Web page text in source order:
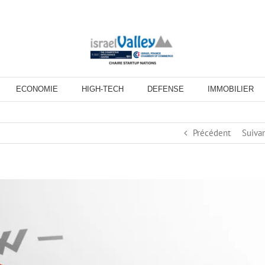
ECONOMIE HIGH-TECH DEFENSE IMMOBILIER
Précédent